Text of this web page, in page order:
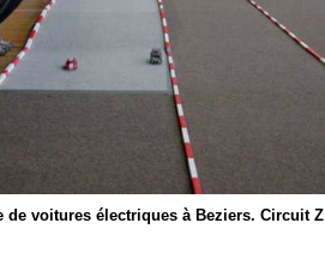
de voitures électriques à Beziers. Circuit Z